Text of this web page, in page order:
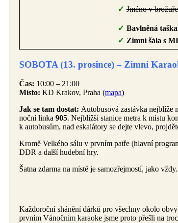
Jméno v
Bavlněná
Zimní šála s
SOBOTA (13. prosince) – Zimní
Čas: 10:00 – 21:00
Místo: KD Krakov, Praha (mapa)
Jak se tam dostat: Autobusová zastávka nejblíže
noční linka 905. Nejbližší stanice metra k místu
k autobusům, nad eskalátory se dejte vlevo,
Kromě Velkého sálu v prvním patře (hlavní
DDR a další hudební hry.
Šatna zdarma na místě je samozřejmostí, jako
Každoroční shánění dárků pro všechny okolo
prvním Vánočním karaoke jsme proto přešli na